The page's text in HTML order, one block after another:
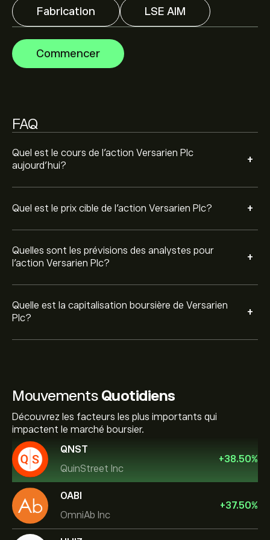
Fabrication LSE AIM
Commencer
FAQ
Quel est le cours de l'action Versarien Plc
aujourd'hui?
+
Quel est le prix cible de l'action Versarien Plc? +
Quelles sont les prévisions des analystes pour
l'action Versarien Plc?
+
Les analystes offrent des prévisions pour l'action
Versarien Plc en se basant sur les tendances du
marché, les rapports financiers et la croissance
anticipée. Découvrez les dernières prévisions pour les
mouvements de prix futurs.
Quelle est la capitalisation boursière de Versarien
Plc?
+
La capitalisation boursière de Versarien Plc est de
Mouvements Quotidiens
Découvrez les facteurs les plus importants qui
impactent le marché boursier.
QNST
QuinStreet Inc
+38.50%
OABI
OmniAb Inc
+37.50%